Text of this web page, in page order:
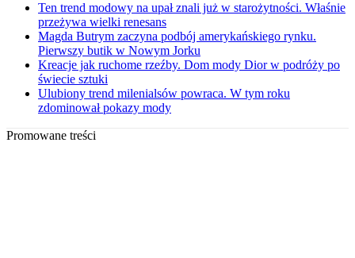
Ten trend modowy na upał znali już w starożytności. Właśnie
przeżywa wielki renesans
Magda Butrym zaczyna podbój amerykańskiego rynku.
Pierwszy butik w Nowym Jorku
Kreacje jak ruchome rzeźby. Dom mody Dior w podróży po
świecie sztuki
Ulubiony trend milenialsów powraca. W tym roku
zdominował pokazy mody
Promowane treści